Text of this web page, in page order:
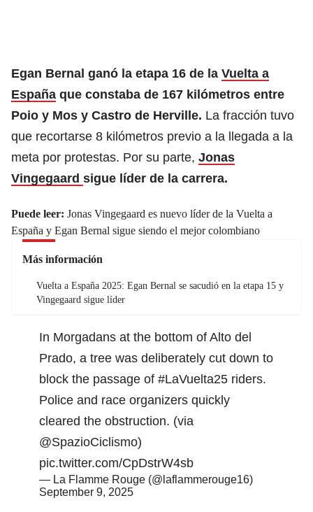
Egan Bernal ganó la etapa 16 de la Vuelta a
España que constaba de 167 kilómetros entre
Poio y Mos y Castro de Herville. La fracción tuvo
que recortarse 8 kilómetros previo a la llegada a la
meta por protestas. Por su parte, Jonas
Vingegaard sigue líder de la carrera.
Puede leer: Jonas Vingegaard es nuevo líder de la Vuelta a
España y Egan Bernal sigue siendo el mejor colombiano
Más información
Vuelta a España 2025: Egan Bernal se sacudió en la etapa 15 y
Vingegaard sigue líder
In Morgadans at the bottom of Alto del
Prado, a tree was deliberately cut down to
block the passage of #LaVuelta25 riders.
Police and race organizers quickly
cleared the obstruction. (via
@SpazioCiclismo)
pic.twitter.com/CpDstrW4sb
— La Flamme Rouge (@laflammerouge16)
September 9, 2025